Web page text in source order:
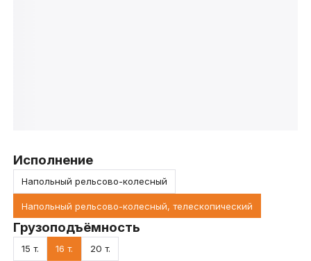
Исполнение
Напольный рельсово-колесный
Напольный рельсово-колесный, телескопический
Грузоподъёмность
15 т. 16 т. 20 т.